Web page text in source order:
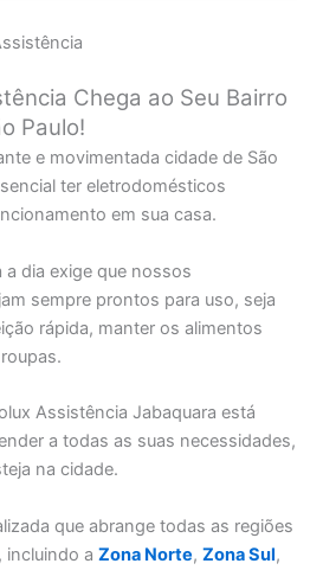
Chega ao Seu Bairro
Paulo!
e movimentada cidade de São
ter eletrodomésticos
em sua casa.
a dia exige que nossos
sempre prontos para uso, seja
rápida, manter os alimentos
Assistência Jabaquara está
a todas as suas necessidades,
na cidade.
que abrange todas as regiões
incluindo aZona Norte,Zona Sul,